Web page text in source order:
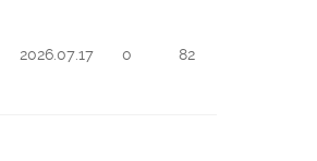
2026.07.17 0 82